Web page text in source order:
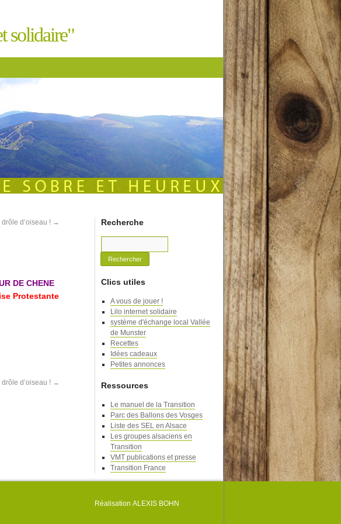
solidaire"
d’oiseau ! →
DE CHENE
Protestante
d’oiseau ! →
Recherche
Clics utiles
A vous de jouer !
Lilo internet solidaire
système d'échange local Vallée
de Munster
Recettes
Idées cadeaux
Petites annonces
Ressources
Le manuel de la Transition
Parc des Ballons des Vosges
Liste des SEL en Alsace
Les groupes alsaciens en
Transition
VMT publications et presse
Transition France
Réalisation ALEXIS BOHN